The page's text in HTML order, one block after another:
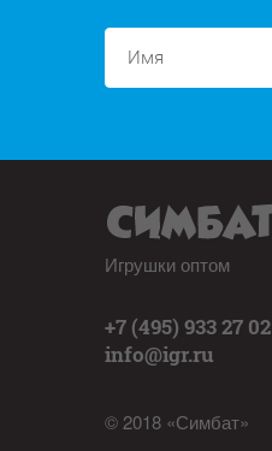
Игрушки оптом
+7 (495) 933 27 02
info@igr.ru
© 2018 «Симбат»